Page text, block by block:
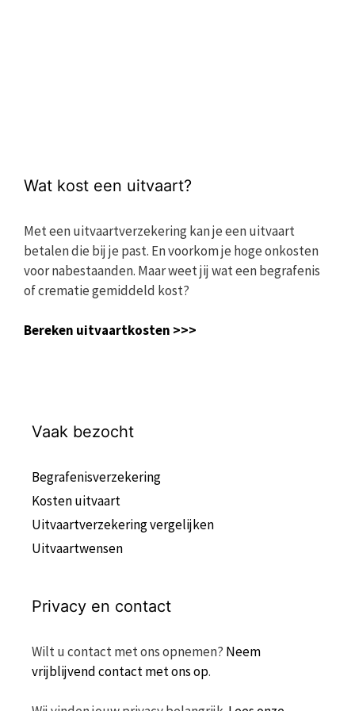
Wat kost een uitvaart?
Met een uitvaartverzekering kan je een uitvaart
betalen die bij je past. En voorkom je hoge onkosten
voor nabestaanden. Maar weet jij wat een begrafenis
of crematie gemiddeld kost?
Bereken uitvaartkosten >>>
Vaak bezocht
Begrafenisverzekering
Kosten uitvaart
Uitvaartverzekering vergelijken
Uitvaartwensen
Privacy en contact
Wilt u contact met ons opnemen? Neem
vrijblijvend contact met ons op.